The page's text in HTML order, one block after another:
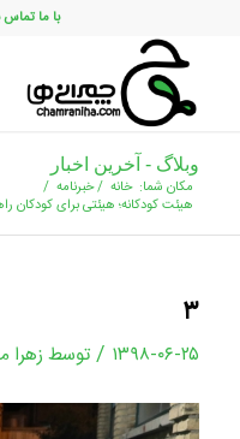
با ما تماس
وبلاگ - آخرین اخبار
مکان شما: خانه /خبرنامه /
هیئت کودکانه؛ هیئتی برای کودکان
۳
۱۳۹۸-۰۶-۲۵ / توسطزهرا